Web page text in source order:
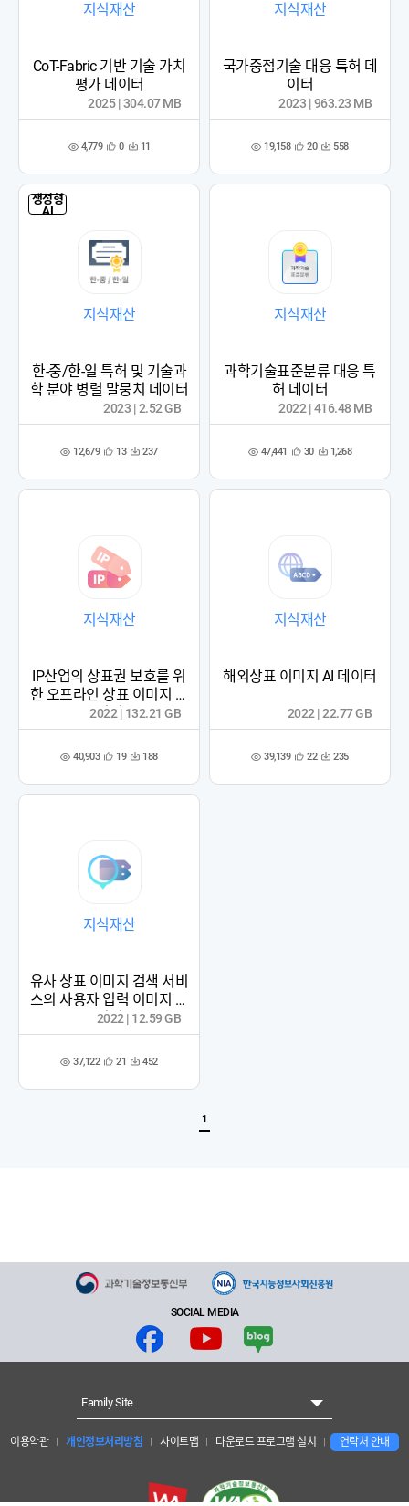
지식재산
CoT-Fabric 기반 기술 가치
평가 데이터
조 4,779 관
록
0 다 11
2025 | 304.07 MB
지식재산
국가중점기술 대응 특허 데
이터
조 19,158 관
록
20 다 558
2023 | 963.23 MB
생성형
AI
지식재산
한-중/한-일 특허 및 기술과
학 분야 병렬 말뭉치 데이터
조 12,679 관
록
13 다 237
2023 | 2.52 GB
지식재산
과학기술표준분류 대응 특
허 데이터
조 47,441 관
록
30 다 1,268
2022 | 416.48 MB
지식재산
IP산업의 상표권 보호를 위
한 오프라인 상표 이미지 데
이터
조 40,903 관
록
19 다 188
2022 | 132.21 GB
지식재산
해외상표 이미지 AI 데이터
조 39,139 관
록
22 다 235
2022 | 22.77 GB
지식재산
유사 상표 이미지 검색 서비
스의 사용자 입력 이미지 데
이터
조 37,122 관
록
21 다 452
2022 | 12.59 GB
1
SOCIAL MEDIA
이용약관 개인정보처리방침 사이트맵 다운로드 프로그램 설치 연락처 안내
Family Site